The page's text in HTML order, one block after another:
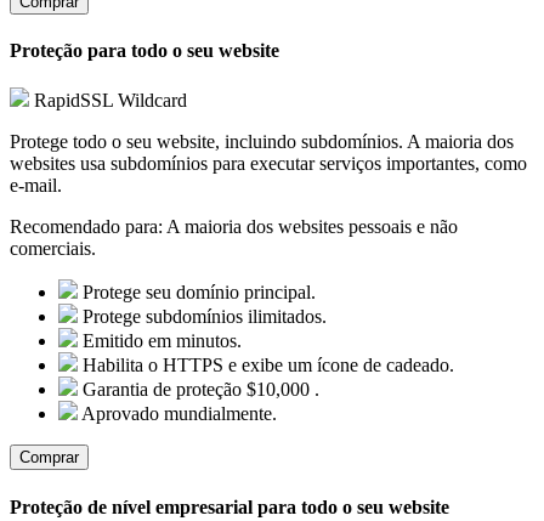
Proteção para todo o seu website
RapidSSL Wildcard
Protege todo o seu website, incluindo subdomínios. A maioria dos
websites usa subdomínios para executar serviços importantes, como
e-mail.
Recomendado para: A maioria dos websites pessoais e não
comerciais.
Protege seu domínio principal.
Protege subdomínios ilimitados.
Emitido em minutos.
Habilita o HTTPS e exibe um ícone de cadeado.
Garantia de proteção $10,000 .
Aprovado mundialmente.
Comprar
Proteção de nível empresarial para todo o seu website